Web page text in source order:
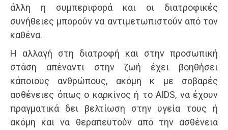
άλλη η συμπεριφορά και οι διατροφικές
συνήθειες μπορούν να αντιμετωπιστούν από τον
καθένα.
Η αλλαγή στη διατροφή και στην προσωπική
στάση απέναντι στην ζωή έχει βοηθήσει
κάποιους ανθρώπους, ακόμη κ με σοβαρές
ασθένειες όπως ο καρκίνος ή το AIDS, να έχουν
πραγματικά δει βελτίωση στην υγεία τους ή
ακόμη και να θεραπευτούν από την ασθένεια